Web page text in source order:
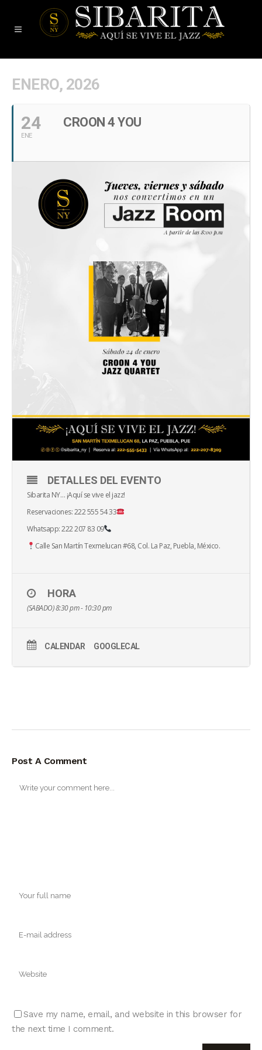
ENERO, 2026
24
ENE
CROON 4 YOU
DETALLES DEL EVENTO
Sibarita NY… ¡Aquí se vive el jazz!
Reservaciones: 222 555 54 33
Whatsapp: 222 207 83 09
Calle San Martín Texmelucan #68, Col. La Paz, Puebla, México.
HORA
(SABADO) 8:30 pm - 10:30 pm
CALENDAR GOOGLECAL
Post A Comment
Save my name, email, and website in this browser for
the next time I comment.